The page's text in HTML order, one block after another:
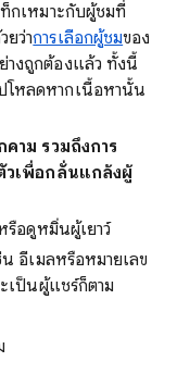
กเหมาะกับผู้ชมที่
ยว่าการเลือกผู้ชมของ
งถูกต้องแล้ว ทั้งนี้
โหลดหากเนื้อหานั้น
าม รวมถึงการ
วเพื่อกลั่นแกล้งผู้
รือดูหมิ่นผู้เยาว์
อีเมลหรือหมายเลข
เป็นผู้แชร์ก็ตาม